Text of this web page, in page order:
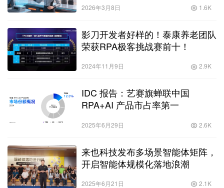
2026年3月8日 1.6K
影刀开发者好样的！泰康养老团队
荣获RPA极客挑战赛前十！
2024年11月9日 2.9K
IDC 报告：艺赛旗蝉联中国
RPA+AI 产品市占率第一
2025年6月29日 2.6K
来也科技发布多场景智能体矩阵，
开启智能体规模化落地浪潮
2025年6月21日 2.1K